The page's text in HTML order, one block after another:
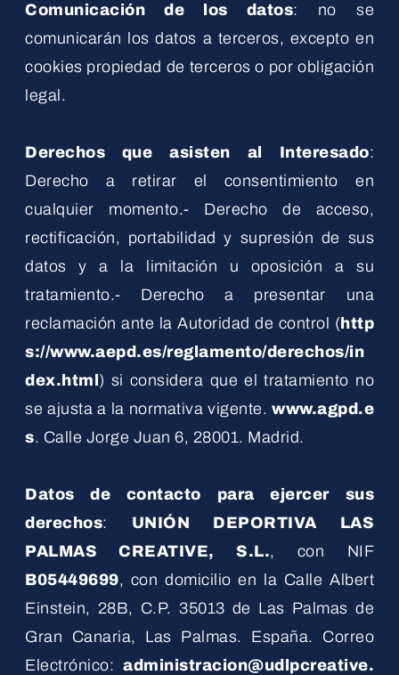
Comunicación de los datos: no se
comunicarán los datos a terceros, excepto en
cookies propiedad de terceros o por obligación
legal.
Derechos que asisten al Interesado:
Derecho a retirar el consentimiento en
cualquier momento.- Derecho de acceso,
rectificación, portabilidad y supresión de sus
datos y a la limitación u oposición a su
tratamiento.- Derecho a presentar una
reclamación ante la Autoridad de control ( http
s://www.aepd.es/reglamento/derechos/in
dex.html ) si considera que el tratamiento no
se ajusta a la normativa vigente. www.agpd.e
s. Calle Jorge Juan 6, 28001. Madrid.
Datos de contacto para ejercer sus
derechos: UNIÓN DEPORTIVA LAS
PALMAS CREATIVE, S.L., con NIF
B05449699, con domicilio en la Calle Albert
Einstein, 28B, C.P. 35013 de Las Palmas de
Gran Canaria, Las Palmas. España. Correo
Electrónico: administracion@udlpcreative.